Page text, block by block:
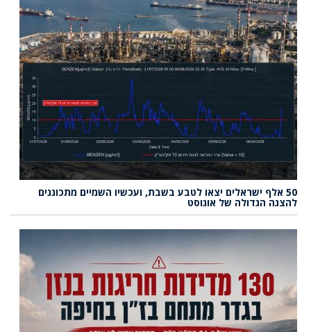
50 אלף ישראלים יצאו לטבע בשבת, ועכשיו השמיים מתכוננים
להצגה הגדולה של אוגוסט